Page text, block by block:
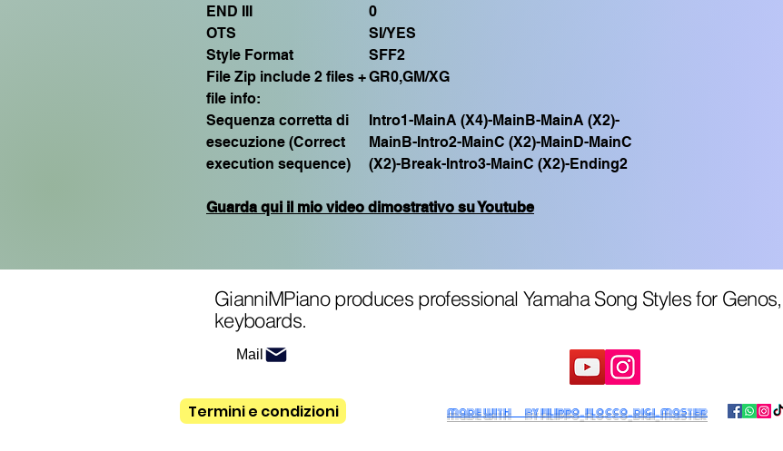
END III
0
OTS
SI/YES
Style Format
SFF2
File Zip include 2 files +
file info:
GR0,GM/XG
Sequenza corretta di
esecuzione (Correct
execution sequence)
Intro1-MainA (X4)-MainB-MainA (X2)-
MainB-Intro2-MainC (X2)-MainD-MainC
(X2)-Break-Intro3-MainC (X2)-Ending2
Guarda qui il mio video dimostrativo su Youtube
GianniMPiano produces professional Yamaha Song Styles for
keyboards.
Mail
Termini e condizioni made with by filippo_flocco_digi_master